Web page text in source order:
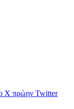
X πρώην Twitter